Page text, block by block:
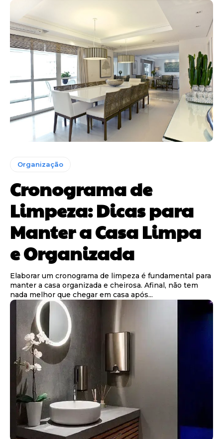
Organização
Cronograma de
Limpeza: Dicas para
Manter a Casa Limpa
e Organizada
Elaborar um cronograma de limpeza é fundamental para
manter a casa organizada e cheirosa. Afinal, não tem
nada melhor que chegar em casa após...